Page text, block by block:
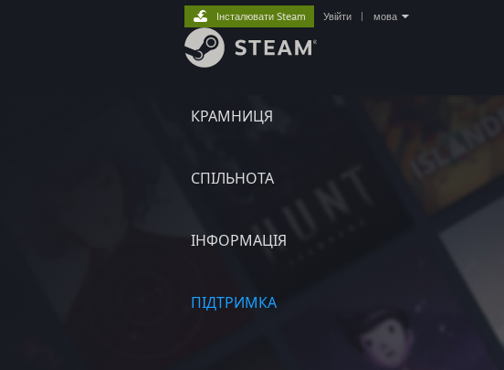
КРАМНИЦЯ
СПІЛЬНОТА
ІНФОРМАЦІЯ
ПІДТРИМКА
Інсталювати Steam Увійти мова